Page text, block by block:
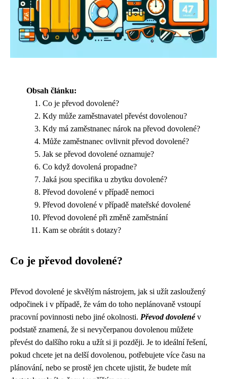
Obsah článku:
Co je převod dovolené?
Kdy může zaměstnavatel převést dovolenou?
Kdy má zaměstnanec nárok na převod dovolené?
Může zaměstnanec ovlivnit převod dovolené?
Jak se převod dovolené oznamuje?
Co když dovolená propadne?
Jaká jsou specifika u zbytku dovolené?
Převod dovolené v případě nemoci
Převod dovolené v případě mateřské dovolené
Převod dovolené při změně zaměstnání
Kam se obrátit s dotazy?
Co je převod dovolené?
Převod dovolené je skvělým nástrojem, jak si užít zasloužený
odpočinek i v případě, že vám do toho neplánovaně vstoupí
pracovní povinnosti nebo jiné okolnosti. Převod dovolenév
podstatě znamená, že si nevyčerpanou dovolenou můžete
převést do dalšího roku a užít si ji později. Je to ideální řešení,
pokud chcete jet na delší dovolenou, potřebujete více času na
plánování, nebo se prostě jen chcete ujistit, že budete mít